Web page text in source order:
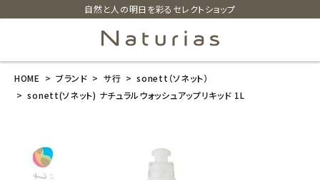
自然と人の明日を彩るセレクトショップ
search
HOME ブランド サ行
sonett（ソネット）
sonett(ソネット) ナチュラルウォッシュアップリキッド 1L